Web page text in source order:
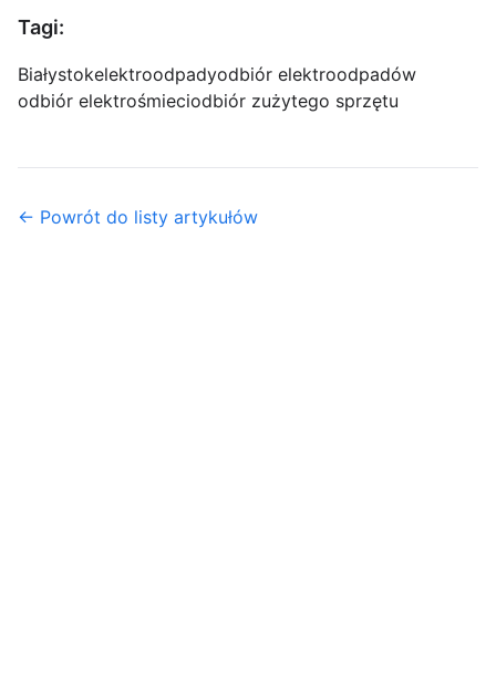
Tagi:
Białystokelektroodpadyodbiór elektroodpadów
odbiór elektrośmieciodbiór zużytego sprzętu
← Powrót do listy artykułów